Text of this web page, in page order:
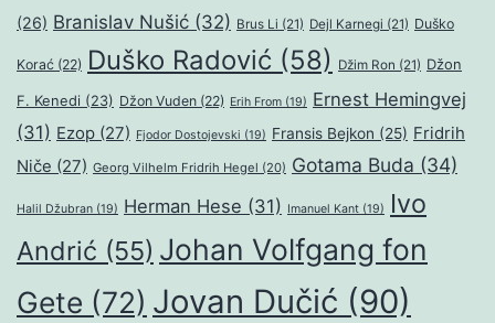
(26) Branislav Nušić (32) Brus Li (21) Dejl Karnegi (21) Duško
Korać (22) Duško Radović (58) Džim Ron (21) Džon
F. Kenedi (23) Džon Vuden (22) Erih From (19) Ernest Hemingvej
(31) Ezop (27) Fjodor Dostojevski (19) Fransis Bejkon (25) Fridrih
Niče (27) Georg Vilhelm Fridrih Hegel (20) Gotama Buda (34)
Halil Džubran (19) Herman Hese (31) Imanuel Kant (19)
Ivo
Andrić (55) Johan Volfgang fon
Gete (72) Jovan Dučić (90)